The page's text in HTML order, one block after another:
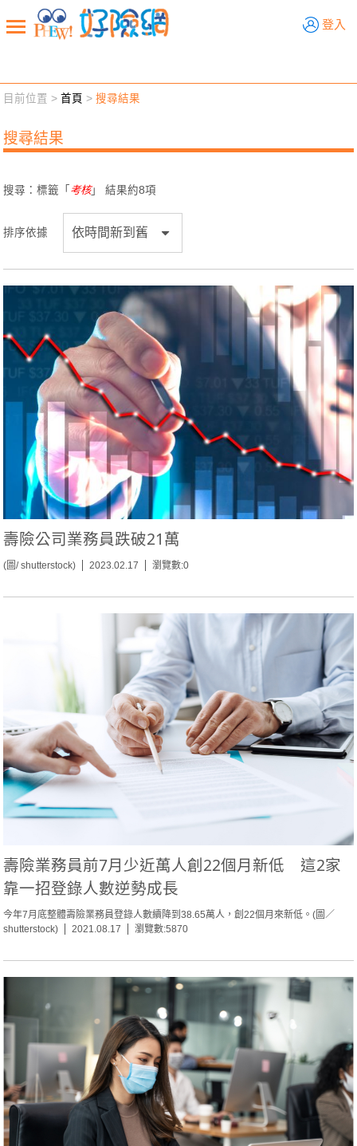
登入
新聞觀點 業務交流
退休先準備 好險學堂 輔銷工具 活動專區
目前位置 >首頁 >搜尋結果
搜尋結果
搜尋：標籤「 考核」 結果約8項
排序依據
壽險公司業務員跌破21萬
(圖/ shutterstock) 2023.02.17 瀏覽數:0
壽險業務員前7月少近萬人創22個月新低 這2家
靠一招登錄人數逆勢成長
今年7月底整體壽險業務員登錄人數續降到38.65萬人，創22個月來新低。(圖／
shutterstock)
2021.08.17 瀏覽數:5870